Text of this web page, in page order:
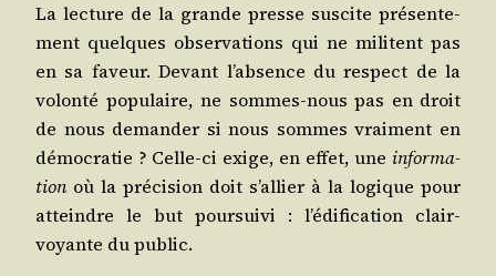
La lec­ture de la grande presse sus­cite pré­sen­te­
ment quelques obser­va­tions qui ne militent pas
en sa faveur. Devant l’ab­sence du res­pect de la
volon­té popu­laire, ne sommes-nous pas en droit
de nous deman­der si nous sommes vrai­ment en
démo­cra­tie ? Celle-ci exige, en effet, une infor­ma­
tion où la pré­ci­sion doit s’al­lier à la logique pour
atteindre le but pour­sui­vi : l’é­di­fi­ca­tion clair­
voyante du public.